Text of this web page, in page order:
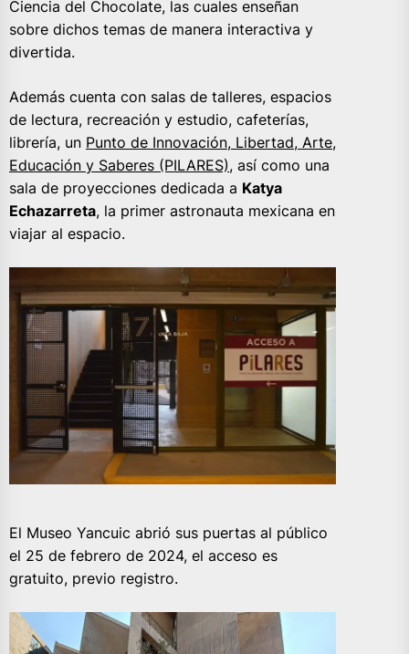
Ciencia del Chocolate, las cuales enseñan
sobre dichos temas de manera interactiva y
divertida.
Además cuenta con salas de talleres, espacios
de lectura, recreación y estudio, cafeterías,
librería, un Punto de Innovación, Libertad, Arte,
Educación y Saberes (PILARES), así como una
sala de proyecciones dedicada a Katya
Echazarreta, la primer astronauta mexicana en
viajar al espacio.
El Museo Yancuic abrió sus puertas al público
el 25 de febrero de 2024, el acceso es
gratuito, previo registro.